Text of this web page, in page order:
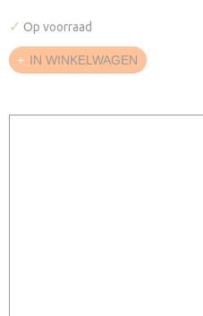
✓ Op voorraad
IN WINKELWAGEN